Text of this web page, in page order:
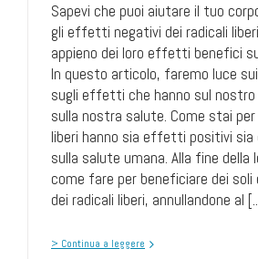
Sapevi che puoi aiutare il tuo
gli effetti negativi dei radicali
appieno dei loro effetti benefici
In questo articolo, faremo luce
sugli effetti che hanno sul nostro
sulla nostra salute. Come stai per
liberi hanno sia effetti positivi
sulla salute umana. Alla fine della
come fare per beneficiare dei
dei radicali liberi, annullandone al
> Continua a leggere